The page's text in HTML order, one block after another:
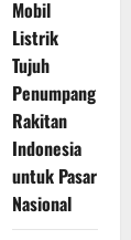
Mobil
Listrik
Tujuh
Penumpang
Rakitan
Indonesia
untuk Pasar
Nasional